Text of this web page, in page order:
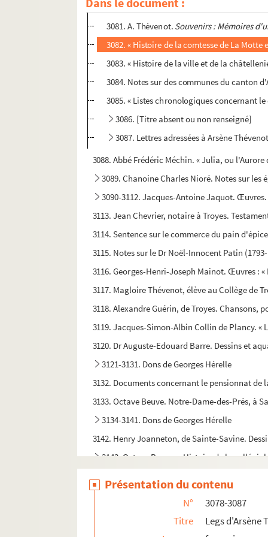
3080. Recueil des réponses faites par des
3081. A. Thévenot. Souvenirs : Mémoires
3082. « Histoire de la comtesse de La
3083. « Histoire de la ville et de la
3084. Notes sur des communes du canton
3085. « Listes chronologiques concernant
3086. [Titre absent ou non renseigné]
3087. Lettres adressées à Arsène
3088. Abbé Frédéric Méchin. « Julia, ou
3089. Chanoine Charles Nioré. Notes sur les
3090-3112. Jacques-Antoine Jaquot.
3113. Jean Chevrier, notaire à Troyes.
3114. Sentence sur le commerce du pain
3115. Notes sur le Dr Noël-Innocent Patin
3116. Georges-Henri-Joseph Mainot. Œuvres
3117. Magloire Thévenot, élève au Collège de
3118. Alexandre Guérin, de Troyes. Chansons,
3119. Jacques-Simon-Albin Collin de Plancy. «
3120. Dr Auguste-Edouard Barre. Dessins et
3121-3131. Dons de Georges Hérelle
3132. Documents concernant le pensionnat de
3133. Octave Beuve. Notre-Dame-des-Prés, à
3134-3141. Dons de Georges Hérelle
3142. Henry Joanneton, de Sainte-Savine.
3143. Octave Beuve. « Histoire de la
Présentation du contenu
N°
3078-3087
Titre
Legs d'Arsène